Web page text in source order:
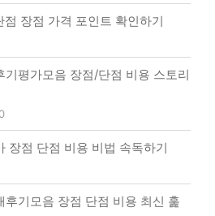
장점 가격 포인트 확인하기
평가모음 장점/단점 비용 스토리
장점 단점 비용 비법 속독하기
후기모음 장점 단점 비용 최신 훑